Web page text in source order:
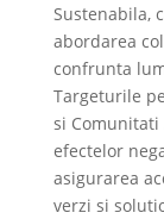
Sustenabila,
abordarea
confrunta
Targeturile
si Comunitati
efectelor
asigurarea
verzi si